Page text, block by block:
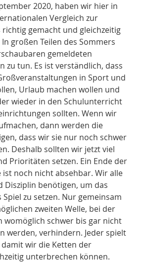
2020, haben wir hier in
Vergleich zur
gemacht und gleichzeitig
großen Teilen des Sommers
gemeldeten
zu tun. Es ist verständlich, dass
in Sport und
Urlaub machen wollen und
wieder in den Schulunterricht
sollten. Wenn wir
dann werden die
dass wir sie nur noch schwer
Deshalb sollten wir jetzt viel
Prioritäten setzen. Ein Ende der
ist noch nicht absehbar. Wir alle
Disziplin benötigen, um das
zu setzen. Nur gemeinsam
zweiten Welle, bei der
womöglich schwer bis gar nicht
werden, verhindern. Jeder spielt
damit wir die Ketten der
unterbrechen können.